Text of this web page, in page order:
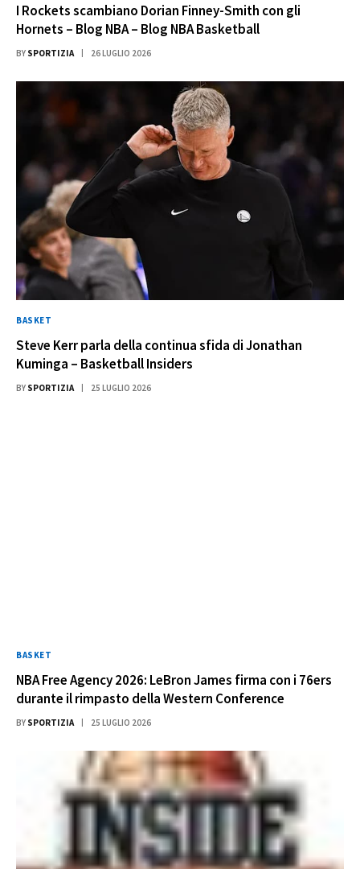
I Rockets scambiano Dorian Finney-Smith con gli
Hornets – Blog NBA – Blog NBA Basketball
BY SPORTIZIA 26 LUGLIO 2026
BASKET
Steve Kerr parla della continua sfida di Jonathan
Kuminga – Basketball Insiders
BY SPORTIZIA 25 LUGLIO 2026
BASKET
NBA Free Agency 2026: LeBron James firma con i 76ers
durante il rimpasto della Western Conference
BY SPORTIZIA 25 LUGLIO 2026